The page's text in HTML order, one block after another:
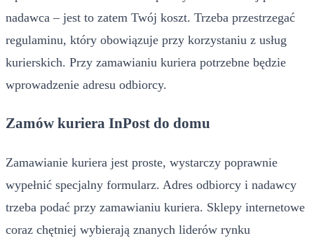
nadawca – jest to zatem Twój koszt. Trzeba przestrzegać
regulaminu, który obowiązuje przy korzystaniu z usług
kurierskich. Przy zamawianiu kuriera potrzebne będzie
wprowadzenie adresu odbiorcy.
Zamów kuriera InPost do domu
Zamawianie kuriera jest proste, wystarczy poprawnie
wypełnić specjalny formularz. Adres odbiorcy i nadawcy
trzeba podać przy zamawianiu kuriera. Sklepy internetowe
coraz chętniej wybierają znanych liderów rynku